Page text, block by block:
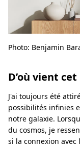
Photo: Benjamin
D’où vient
J'ai toujours été
possibilités infinies
notre galaxie.
du cosmos, je
si la connexion